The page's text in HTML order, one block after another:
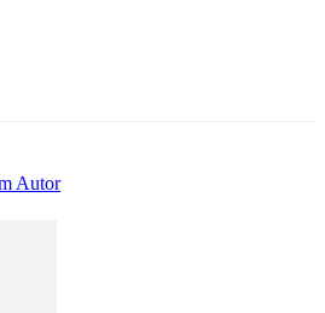
Autor